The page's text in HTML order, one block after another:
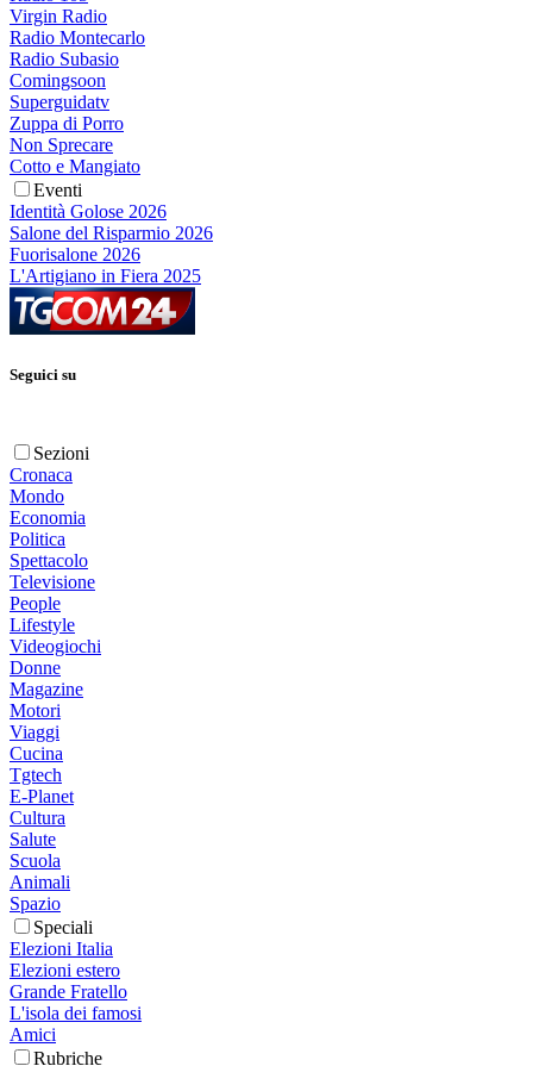
Virgin Radio
Radio Montecarlo
Radio Subasio
Comingsoon
Superguidatv
Zuppa di Porro
Non Sprecare
Cotto e Mangiato
Eventi
Identità Golose 2026
Salone del Risparmio 2026
Fuorisalone 2026
L'Artigiano in Fiera 2025
Seguici su
Sezioni
Cronaca
Mondo
Economia
Politica
Spettacolo
Televisione
People
Lifestyle
Videogiochi
Donne
Magazine
Motori
Viaggi
Cucina
Tgtech
E-Planet
Cultura
Salute
Scuola
Animali
Spazio
Speciali
Elezioni Italia
Elezioni estero
Grande Fratello
L'isola dei famosi
Amici
Rubriche